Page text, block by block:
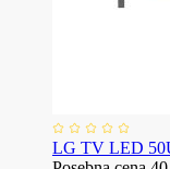
LG TV LED